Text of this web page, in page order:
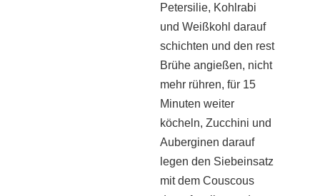
Petersilie, Kohlrabi
und Weißkohl darauf
schichten und den rest
Brühe angießen, nicht
mehr rühren, für 15
Minuten weiter
köcheln, Zucchini und
Auberginen darauf
legen den Siebeinsatz
mit dem Couscous